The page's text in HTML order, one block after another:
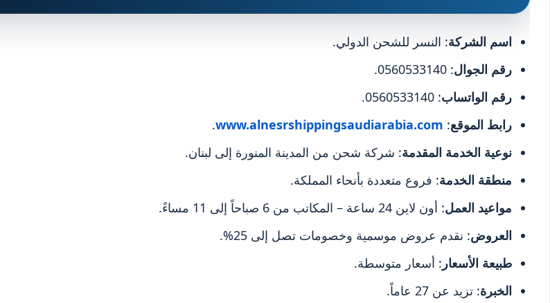
اسم الشركة: النسر للشحن الدولي.
رقم الجوال: 0560533140.
رقم الواتساب: 0560533140.
رابط الموقع:
www.alnesrshippingsaudiarabia.com
.
نوعية الخدمة المقدمة: شركة شحن من المدينة المنورة إلى لبنان.
منطقة الخدمة: فروع متعددة بأنحاء المملكة.
مواعيد العمل: أون لاين 24 ساعة – المكاتب من 6 صباحاً إلى 11 مساءً.
العروض: نقدم عروض موسمية وخصومات تصل إلى 25%.
طبيعة الأسعار : أسعار متوسطة.
الخبرة: تزيد عن 27 عاماً.